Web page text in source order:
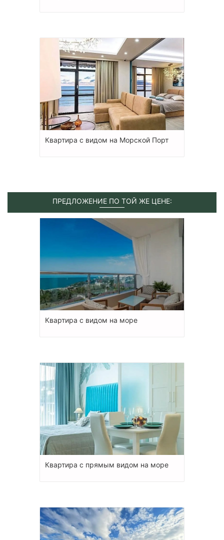
Квартира с видом на Морской Порт
ПРЕДЛОЖЕНИЕ ПО ТОЙ ЖЕ ЦЕНЕ:
Квартира с видом на море
Квартира с прямым видом на море